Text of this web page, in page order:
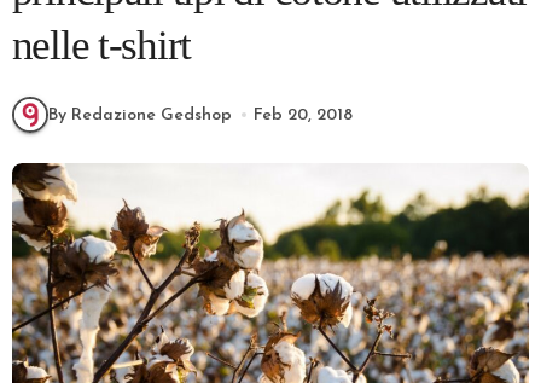
nelle t-shirt
By Redazione Gedshop Feb 20, 2018